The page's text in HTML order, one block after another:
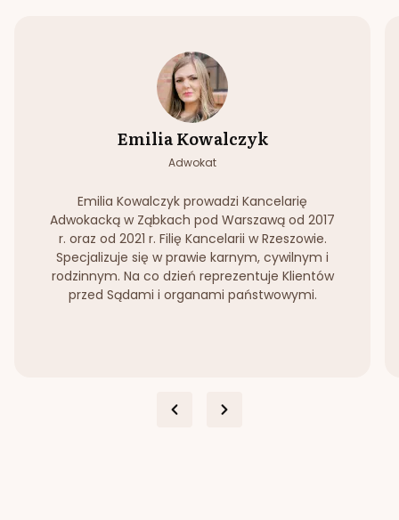
Emilia Kowalczyk
Adwokat
Emilia Kowalczyk prowadzi Kancelarię
Adwokacką w Ząbkach pod Warszawą od 2017
r. oraz od 2021 r. Filię Kancelarii w Rzeszowie.
Specjalizuje się w prawie karnym, cywilnym i
rodzinnym. Na co dzień reprezentuje Klientów
przed Sądami i organami państwowymi.